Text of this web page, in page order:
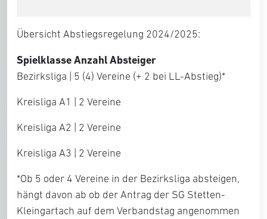
Übersicht Abstiegsregelung 2024/2025:
Spielklasse Anzahl Absteiger
Bezirksliga | 5 (4) Vereine (+ 2 bei LL-Abstieg)*
Kreisliga A1 | 2 Vereine
Kreisliga A2 | 2 Vereine
Kreisliga A3 | 2 Vereine
*Ob 5 oder 4 Vereine in der Bezirksliga absteigen,
hängt davon ab ob der Antrag der SG Stetten-
Kleingartach auf dem Verbandstag angenommen